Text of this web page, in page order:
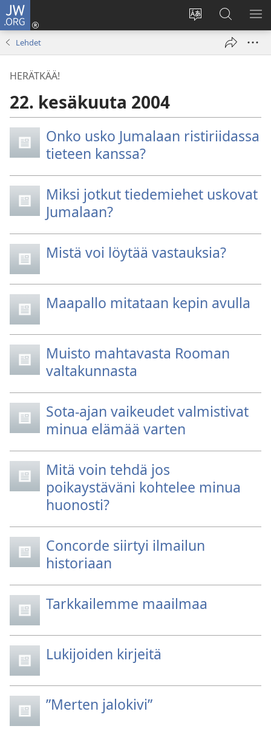
JW.ORG
Vaihda
sivuston
Kirjaudu
(avaa
Hae
JW.ORG-
sivustolta
Lehdet
HERÄTKÄÄ!
22. kesäkuuta 2004
Onko usko Jumalaan ristiriidassa
tieteen kanssa?
Miksi jotkut tiedemiehet uskovat
Jumalaan?
Mistä voi löytää vastauksia?
Maapallo mitataan kepin avulla
Muisto mahtavasta Rooman
valtakunnasta
Sota-ajan vaikeudet valmistivat
minua elämää varten
Mitä voin tehdä jos
poikaystäväni kohtelee minua
huonosti?
Concorde siirtyi ilmailun
historiaan
Tarkkailemme maailmaa
Lukijoiden kirjeitä
”Merten jalokivi”